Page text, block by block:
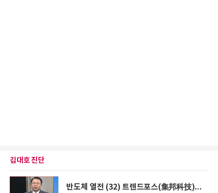
김대호 진단
반도체 열전 (32) 트렌드포스(集邦科技)...